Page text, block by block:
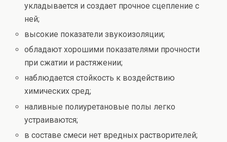
укладывается и создает прочное сцепление с
ней;
высокие показатели звукоизоляции;
обладают хорошими показателями прочности
при сжатии и растяжении;
наблюдается стойкость к воздействию
химических сред;
наливные полиуретановые полы легко
устраиваются;
в составе смеси нет вредных растворителей;